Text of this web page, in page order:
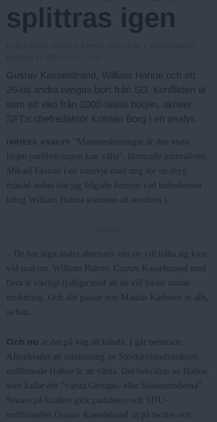
h
o
m
s
F
r
i
n
y
splittras igen
Gustav Kasselstrand, William Hahne och ett
20-tal andra tvingas bort från SD. Konflikten är
som ett eko från 2000-talets början, skriver
SFT:s chefredaktör Kristian Borg i en analys.
INRIKES ANALYS
”Massuteslutningar är den enda
linjen partiledningen kan välja”, förutsade journalisten
Mikael Ekman i en intervju med mig för en dryg
månad sedan när jag frågade honom vad turbulensen
kring William Hahne kommer att resultera i.
– De har inga andra alternativ om de vill hålla sig kvar
vid makten. William Hahne, Gustav Kasselstrand med
flera är vädligt tydliga med att de vill ha en annan
inriktning. Och där passar inte Mattias Karlsson in alls,
sa han.
Och nu är det på väg att hända. I går berättade
Aftonbladet att uteslutning av Stockholmsdistriktets
ordförande Hahne är att vänta. Det bekräftas av Hahne
som kallar det ”värsta Gestapo- eller Stasimetoderna”.
Senare på kvällen gick parhästen och SDU-
ordföranden Gustav Kasselstrand ut på twitter och